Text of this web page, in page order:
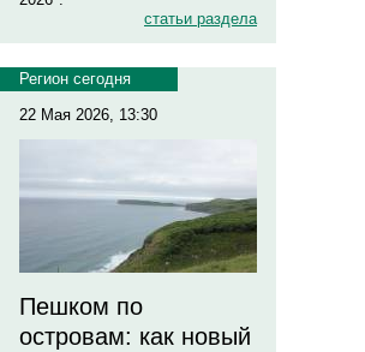
статьи раздела
Регион сегодня
22 Мая 2026, 13:30
Пешком по
островам: как новый